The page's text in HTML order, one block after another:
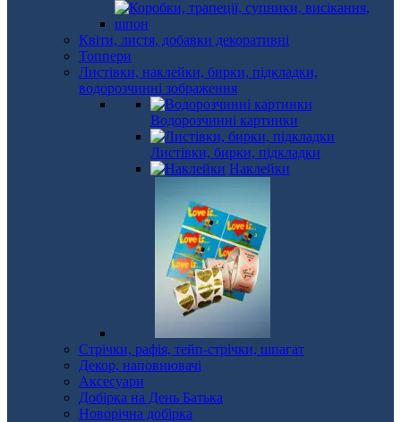
Квіти, листя, добавки декоративні
Топпери
Листівки, наклейки, бирки, підкладки,
водорозчинні зображення
Водорозчинні картинки
Листівки, бирки, підкладки
Наклейки
Стрічки, рафія, тейп-стрічки, шпагат
Декор, наповнювачі
Аксесуари
Добірка на День Батька
Новорічна добірка